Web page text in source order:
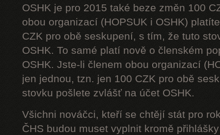
OSHK je pro 2015 také beze změn 100
obou organizací (HOPSUK i OSHK)
CZK pro obě seskupení, s tím, že tuto
OSHK. To samé platí nově o členském
OSHK. Jste-li členem obou organizací
jen jednou, tzn. jen 100 CZK pro obě
stovku pošlete zvlášť na účet OSHK.
Všichni nováčci, kteří se chtějí stát pro
ČHS budou muset vyplnit kromě